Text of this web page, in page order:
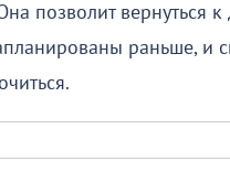
позволит вернуться к
раньше, и